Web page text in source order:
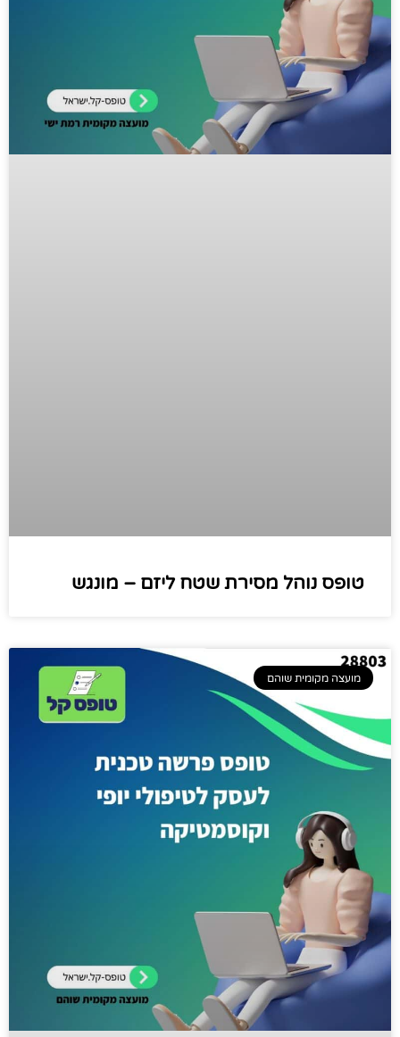
טופס נוהל מסירת שטח ליזם – מונגש
מועצה מקומית שוהם